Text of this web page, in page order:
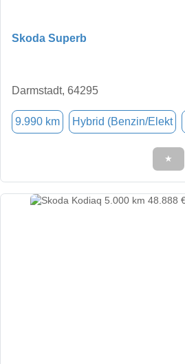
Skoda Superb
Darmstadt, 64295
9.990 km Hybrid (Benzin/Elekt
★